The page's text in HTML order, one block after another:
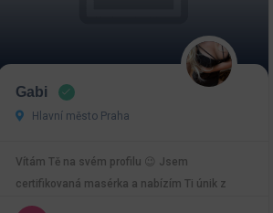
Gabi
Hlavní město Praha
Vítám Tě na svém profilu 😉 Jsem
certifikovaná masérka a nabízím Ti únik z
reality a všedního…